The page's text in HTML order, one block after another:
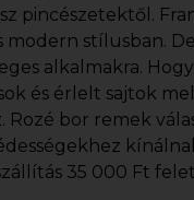
pincészetektől.
modern stílusban.
alkalmakra.
és érlelt sajtok
bor remek
35 000 Ft